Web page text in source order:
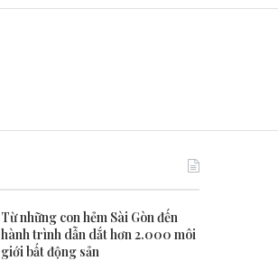
Từ những con hẻm Sài Gòn đến
hành trình dẫn dắt hơn 2.000 môi
giới bất động sản